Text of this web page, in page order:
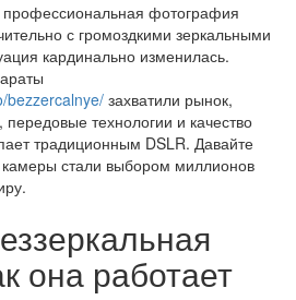
фотография
с громоздкими зеркальными
кардинально изменилась.
bezzercalnye/ захватили рынок,
передовые технологии и качество
традиционным DSLR. Давайте
стали выбором миллионов
она работает